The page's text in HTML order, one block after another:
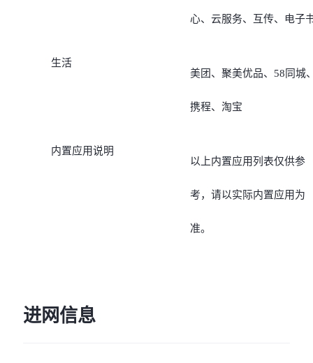
心、云服务、互传、电子
生活
美团、聚美优品、58同城
携程、淘宝
内置应用说明
以上内置应用列表仅供参
考，请以实际内置应用为
准。
进网信息